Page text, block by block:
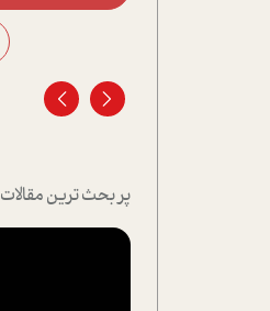
پر بحث ترین مقالات